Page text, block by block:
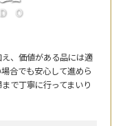
、価値がある品には適
合でも安心して進めら
で丁寧に行ってまいり